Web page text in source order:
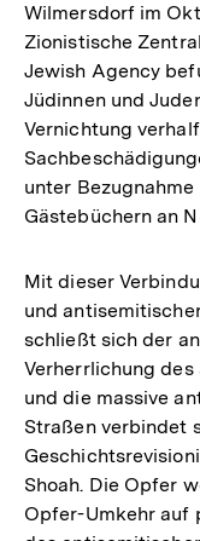
Wilmersdorf im
Zionistische
Jewish Agency
Jüdinnen und
Vernichtung
unter
Gästebüchern an
Mit dieser
und
schließt sich der
Verherrlichung
und die massive
Straßen verbindet
Shoah. Die Opfer
Opfer-Umkehr auf